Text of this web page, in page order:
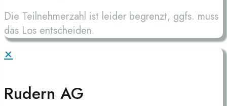
Die Teilnehmerzahl ist leider begrenzt, ggfs. muss
das Los entscheiden.
✕
Rudern AG